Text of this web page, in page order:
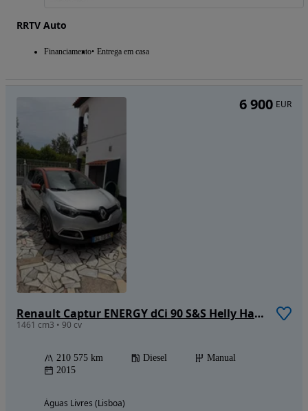
RRTV Auto
Financiamento Entrega em casa
Renault Captur ENERGY dCi 90 S&S Helly Hansen
1461 cm3 • 90 cv
210 575 km Diesel
Manual
2015
Águas Livres (Lisboa)
6 900 EUR